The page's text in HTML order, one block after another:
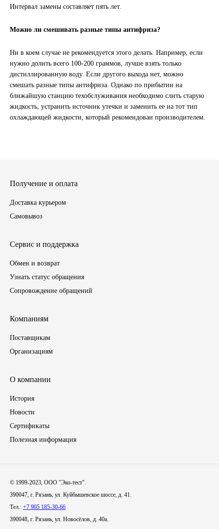
Спецтехника
Фильтры
ЯМЗ
Автоаксессуары
Автохимия
Свечи
Шины
Хомуты
Шланги, рукава
Книги, бланки
Интервал замены составляет пять лет.
Можно ли смешивать разные типы антифриза?
Ни в коем случае не рекомендуется этого делать. Например, если
нужно долить всего 100-200 граммов, лучше взять только
дистиллированную воду. Если другого выхода нет, можно
смешать разные типы антифриза. Однако по прибытии на
ближайшую станцию техобслуживания необходимо слить старую
жидкость, устранить источник утечки и заменить ее на тот тип
охлаждающей жидкости, который рекомендован производителем.
Получение и оплата
Доставка курьером
Самовывоз
Сервис и поддержка
Обмен и возврат
Узнать статус обращения
Сопровождение обращений
Компаниям
Поставщикам
Организациям
О компании
История
Новости
Сертификаты
Полезная информация
© 1999-2023, ООО "Эко-тест".
390047, г. Рязань, ул. Куйбышевское шоссе, д. 41.
Тел.: +7 905 185-30-66
390048, г. Рязань, ул. Новосёлов, д. 40а.